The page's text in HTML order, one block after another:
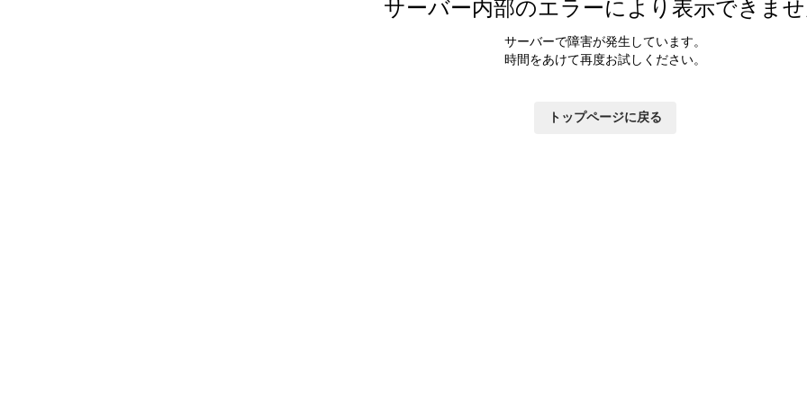
サーバー内部のエラーにより表示できま
サーバーで障害が発生しています。
時間をあけて再度お試しください。
トップページに戻る